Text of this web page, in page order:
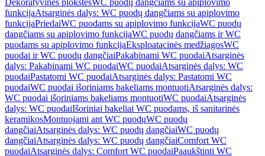
Dekoratyvinės plokštėsWC puodų dangčiams su apiplovimo
funkcijaAtsarginės dalys: WC puodų dangčiams su apiplovimo
funkcijaPriedaiWC puodams su apiplovimo funkcijaWC puodų
dangčiams su apiplovimo funkcijaWC puodų dangčiams ir WC
puodams su apiplovimo funkcijaEksploatacinės medžiagosWC
puodai ir WC puodų dangčiaiPakabinami WC puodaiAtsarginės
dalys: Pakabinami WC puodaiWC puodaiAtsarginės dalys: WC
puodaiPastatomi WC puodaiAtsarginės dalys: Pastatomi WC
puodaiWC puodai išoriniams bakeliams montuotiAtsarginės dalys:
WC puodai išoriniams bakeliams montuotiWC puodaiAtsarginės
dalys: WC puodaiIšoriniai bakeliai WC puodams, iš sanitarinės
keramikosMontuojami ant WC puodųWC puodų
dangčiaiAtsarginės dalys: WC puodų dangčiaiWC puodų
dangčiaiAtsarginės dalys: WC puodų dangčiaiComfort WC
puodaiAtsarginės dalys: Comfort WC puodaiPaaukštinti WC